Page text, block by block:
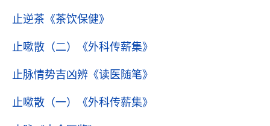
止逆茶 《茶饮保健》
止嗽散（二） 《外科传薪集》
止脉情势吉凶辨 《读医随笔》
止嗽散（一） 《外科传薪集》